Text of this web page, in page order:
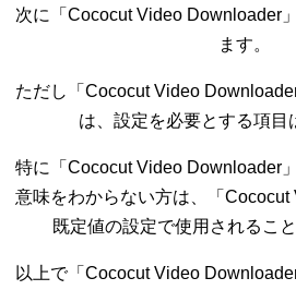
次に「Cococut Video Downloader
ます。
ただし「Cococut Video
は、設定を必要とする項目
特に「Cococut Video Downloader
意味をわからない方は、「
既定値の設定で使用されるこ
以上で「Cococut Video